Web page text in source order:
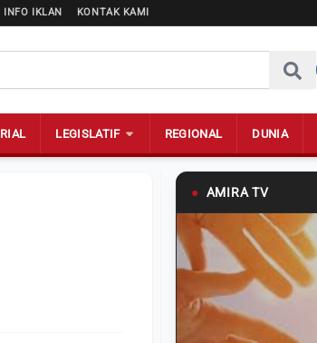
INFO IKLAN KONTAK KAMI
LEGISLATIF REGIONAL DUNIA
● AMIRA TV